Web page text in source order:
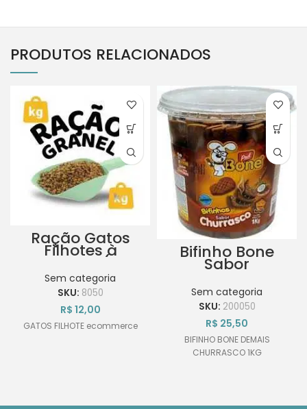
PRODUTOS RELACIONADOS
Ração Gatos
Filhotes à
Granel 1kg (Sem
Marca
Específica)
Sem categoria
SKU: 8050
R$ 12,00
GATOS FILHOTE ecommerce
Bifinho Bone
Sabor
Sem categoria
SKU: 200050
R$ 25,50
BIFINHO BONE DEMAIS
CHURRASCO 1KG